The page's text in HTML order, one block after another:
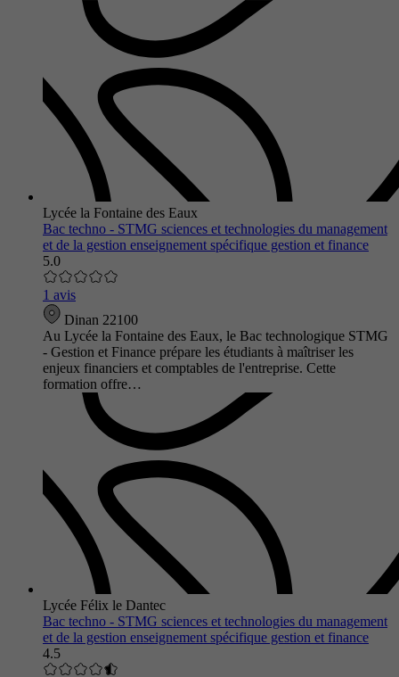
Lycée la Fontaine des Eaux
Bac techno - STMG sciences et technologies du management
et de la gestion enseignement spécifique gestion et finance
5.0
1 avis
Dinan 22100
Au Lycée la Fontaine des Eaux, le Bac technologique STMG
- Gestion et Finance prépare les étudiants à maîtriser les
enjeux financiers et comptables de l'entreprise. Cette
formation offre…
Lycée Félix le Dantec
Bac techno - STMG sciences et technologies du management
et de la gestion enseignement spécifique gestion et finance
4.5